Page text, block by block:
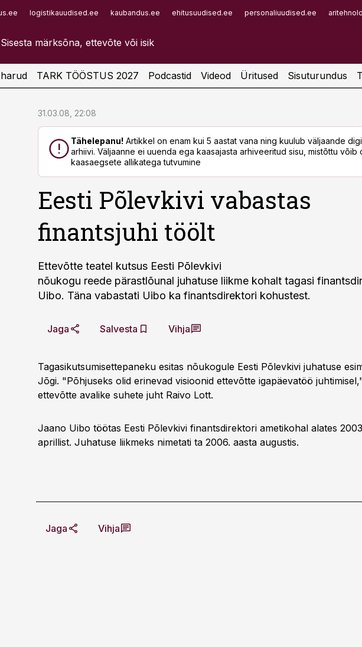
logistikauudised.ee kaubandus.ee ehitusuudised.ee personaliuudised.ee
Infopank
TARK TÖÖSTUS 2027 Podcastid Videod Üritused Sisuturundus
31.03.08, 22:08
Tähelepanu! Artikkel on enam kui 5 aastat vana ning kuulub väljaande
arhiivi. Väljaanne ei uuenda ega kaasajasta arhiveeritud sisu, mistõttu võib
kaasaegsete allikatega tutvumine
Eesti Põlevkivi vabastas
finantsjuhi töölt
Ettevõtte teatel kutsus Eesti Põlevkivi
nõukogu reede pärastlõunal juhatuse liikme kohalt tagasi
Uibo. Täna vabastati Uibo ka finantsdirektori kohustest.
Jaga Salvesta Vihja
Tagasikutsumisettepaneku esitas nõukogule Eesti Põlevkivi juhatuse
Jõgi. "Põhjuseks olid erinevad visioonid ettevõtte igapäevatöö
ettevõtte avalike suhete juht Raivo Lott.
Jaano Uibo töötas Eesti Põlevkivi finantsdirektori ametikohal alates
aprillist. Juhatuse liikmeks nimetati ta 2006. aasta augustis.
Jaga Vihja